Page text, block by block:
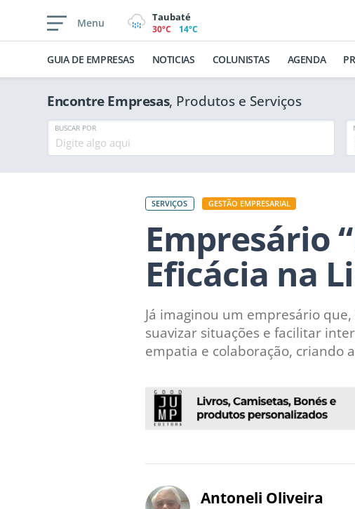
Menu Taubaté
30ºC 14ºC
GUIA DE EMPRESAS NOTICIAS COLUNISTAS AGENDA
Encontre Empresas, Produtos e Serviços
BUSCAR POR
SERVIÇOS GESTÃO EMPRESARIAL
Empresário
Eficácia na
Já imaginou um empresário
suavizar situações e facilitar
empatia e colaboração, criando
Antoneli Oliveira